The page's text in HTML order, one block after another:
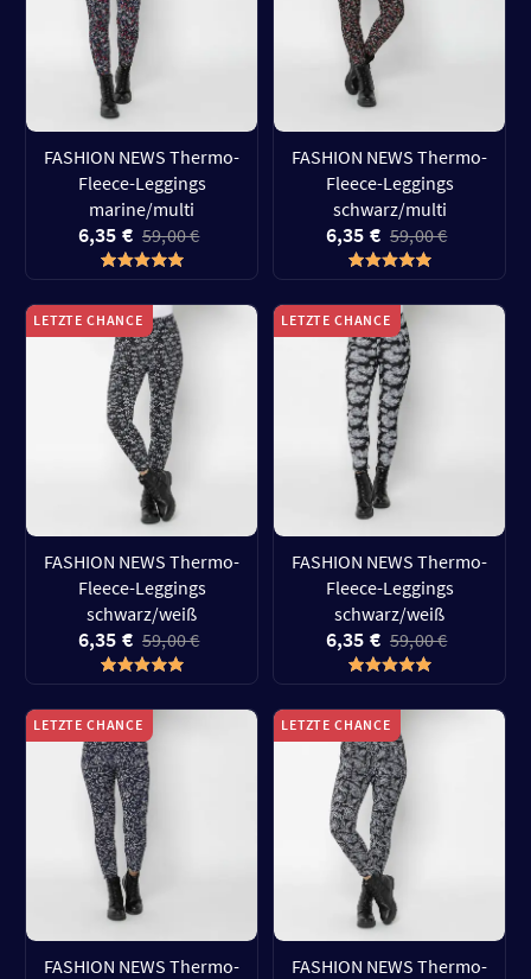
FASHION NEWS Thermo-
Fleece-Leggings
marine/multi
6,35 € 59,00 €
FASHION NEWS Thermo-
Fleece-Leggings
schwarz/multi
6,35 € 59,00 €
LETZTE CHANCE
FASHION NEWS Thermo-
Fleece-Leggings
schwarz/weiß
6,35 € 59,00 €
LETZTE CHANCE
FASHION NEWS Thermo-
Fleece-Leggings
schwarz/weiß
6,35 € 59,00 €
LETZTE CHANCE
FASHION NEWS Thermo-
LETZTE CHANCE
FASHION NEWS Thermo-